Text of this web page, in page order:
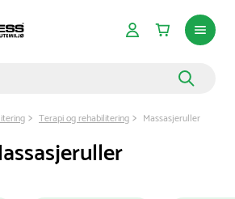
Terapi og rehabilitering Massasjeruller